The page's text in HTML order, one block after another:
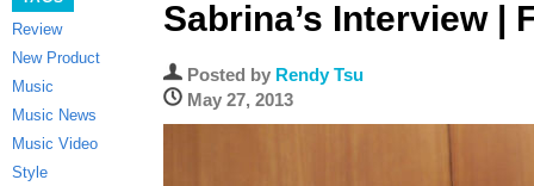
Review
New Product
Music
Music News
Music Video
Style
Sabrina’s Interview |
Posted by Rendy Tsu
May 27, 2013